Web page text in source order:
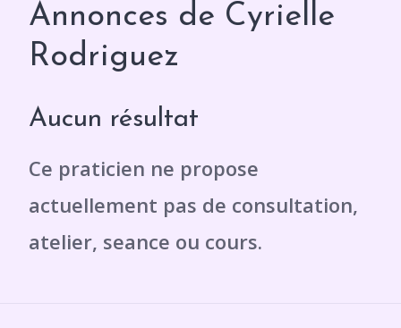
Annonces de Cyrielle
Rodriguez
Aucun résultat